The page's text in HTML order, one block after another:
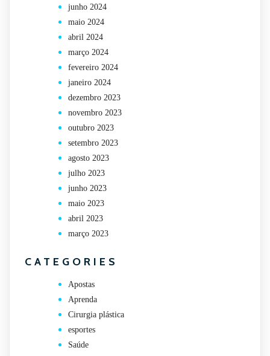
junho 2024
maio 2024
abril 2024
março 2024
fevereiro 2024
janeiro 2024
dezembro 2023
novembro 2023
outubro 2023
setembro 2023
agosto 2023
julho 2023
junho 2023
maio 2023
abril 2023
março 2023
CATEGORIES
Apostas
Aprenda
Cirurgia plástica
esportes
Saúde